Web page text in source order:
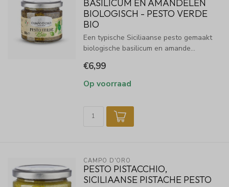
BASILICUM EN AMANDELEN
BIOLOGISCH - PESTO VERDE
BIO
Een typische Siciliaanse pesto gemaakt
biologische basilicum en amande...
€6,99
Op voorraad
CAMPO D'ORO
PESTO PISTACCHIO,
SICILIAANSE PISTACHE PESTO